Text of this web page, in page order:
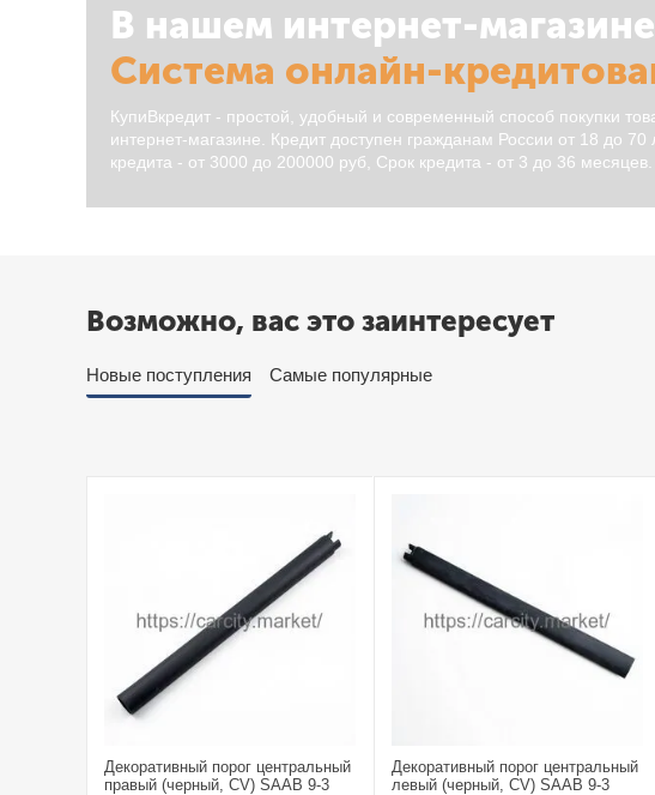
В нашем интернет-магазине
Система онлайн-
КупиВкредит - простой, удобный и современный способ покупки
интернет-магазине. Кредит доступен гражданам России от 18 до 70
кредита - от 3000 до 200000 руб, Срок кредита - от 3 до 36 месяцев.
Возможно, вас это заинтересует
Новые поступления Самые популярные
Декоративный порог центральный
правый (черный, CV) SAAB 9-3
Декоративный порог центральный
левый (черный, CV) SAAB 9-3